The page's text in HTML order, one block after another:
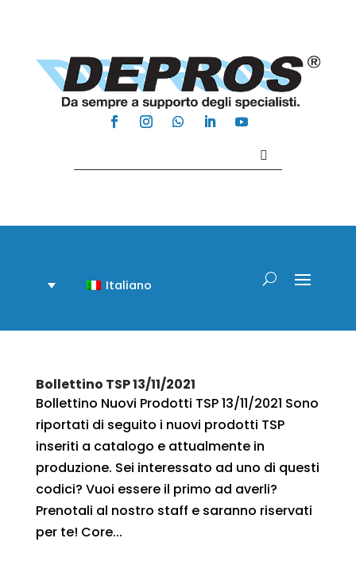
Italiano
Bollettino TSP 13/11/2021
Bollettino Nuovi Prodotti TSP 13/11/2021 Sono
riportati di seguito i nuovi prodotti TSP
inseriti a catalogo e attualmente in
produzione. Sei interessato ad uno di questi
codici? Vuoi essere il primo ad averli?
Prenotali al nostro staff e saranno riservati
per te! Core...